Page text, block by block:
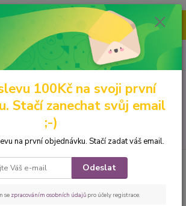
grafiku? Mám jich mnohem víc – napište mi a
vybereme tu pravou. 🐾
Menu
CZK 0 Kč
strana
100Kč na svoji první
Stačí zanechat svůj email
;-)
na první objednávku. Stačí zadat váš email.
Odeslat
se zpracováním osobních údajů pro účely registrace.